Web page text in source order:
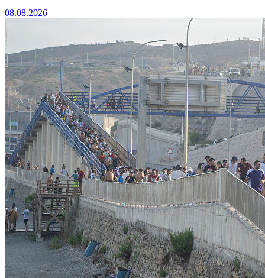
08.08.2026